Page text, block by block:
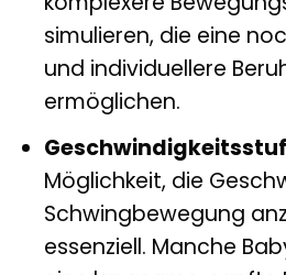
simulieren, die eine
und individuellere
ermöglichen.
Möglichkeit, die
Schwingbewegung
essenziell. Manche